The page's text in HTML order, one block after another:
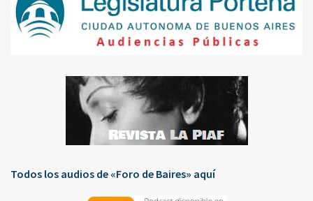
Todos los audios de «Foro de Baires» aquí